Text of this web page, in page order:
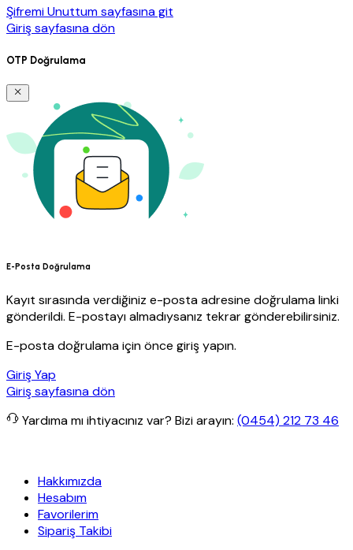
Şifremi Unuttum sayfasına git
Giriş sayfasına dön
OTP Doğrulama
E-Posta Doğrulama
Kayıt sırasında verdiğiniz e-posta adresine doğrulama linki
gönderildi. E-postayı almadıysanız tekrar gönderebilirsiniz.
E-posta doğrulama için önce giriş yapın.
Giriş Yap
Giriş sayfasına dön
Yardıma mı ihtiyacınız var? Bizi arayın: (0454) 212 73 46
Hakkımızda
Hesabım
Favorilerim
Sipariş Takibi